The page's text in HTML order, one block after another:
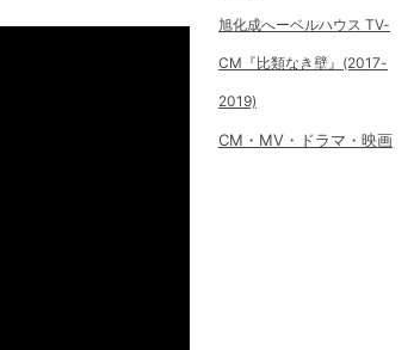
旭化成へーベルハウス TV-
CM『比類なき壁』(2017-
2019)
CM・MV・ドラマ・映画